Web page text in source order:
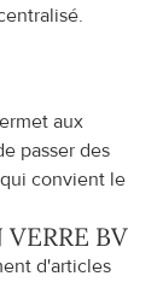
aux
passer des
convient le
VERRE BV
d'articles